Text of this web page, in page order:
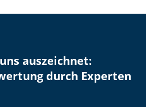
auszeichnet:
durch Experten